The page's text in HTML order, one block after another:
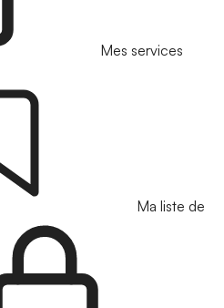
Mes services
Ma liste de